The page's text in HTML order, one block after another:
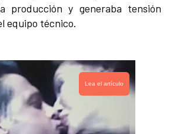
producción y generaba tensión
equipo técnico.
Lea el artículo